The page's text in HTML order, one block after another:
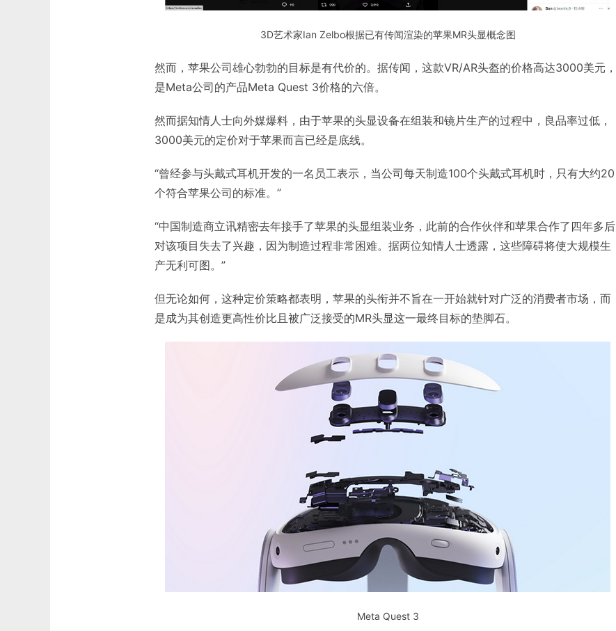
3D艺术家Ian Zelbo根据已有传闻渲染的苹果MR头显概念图
然而，苹果公司雄心勃勃的目标是有代价的。据传闻，这款VR/AR头盔的价格高达3000美元，
是Meta公司的产品Meta Quest 3价格的六倍。
然而据知情人士向外媒爆料，由于苹果的头显设备在组装和镜片生产的过程中，良品率过低，
3000美元的定价对于苹果而言已经是底线。
“曾经参与头戴式耳机开发的一名员工表示，当公司每天制造100个头戴式耳机时，只有大约20
个符合苹果公司的标准。”
“中国制造商立讯精密去年接手了苹果的头显组装业务，此前的合作伙伴和苹果合作了四年多后
对该项目失去了兴趣，因为制造过程非常困难。据两位知情人士透露，这些障碍将使大规模生
产无利可图。”
但无论如何，这种定价策略都表明，苹果的头衔并不旨在一开始就针对广泛的消费者市场，而
是成为其创造更高性价比且被广泛接受的MR头显这一最终目标的垫脚石。
Meta Quest 3